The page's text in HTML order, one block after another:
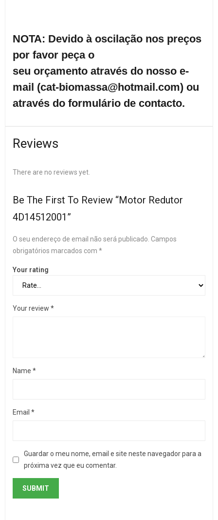
NOTA: Devido à oscilação nos preços
por favor peça o
seu orçamento através do nosso e-
mail (cat-biomassa@hotmail.com) ou
através do formulário de contacto.
Reviews
There are no reviews yet.
Be The First To Review “Motor Redutor
4D14512001”
O seu endereço de email não será publicado. Campos
obrigatórios marcados com *
Your rating
Your review *
Name *
Email *
Guardar o meu nome, email e site neste navegador para a
próxima vez que eu comentar.